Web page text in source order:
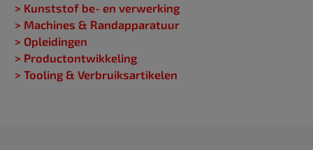
> Kunststof be- en verwerking
> Machines & Randapparatuur
> Opleidingen
> Productontwikkeling
> Tooling & Verbruiksartikelen